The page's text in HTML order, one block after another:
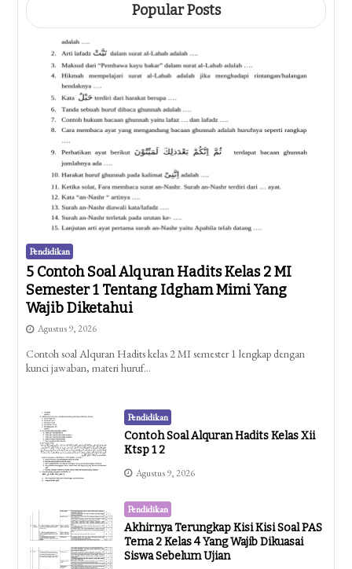
Popular Posts
Pendidikan
5 Contoh Soal Alquran Hadits Kelas 2 MI
Semester 1 Tentang Idgham Mimi Yang
Wajib Diketahui
Agustus 9, 2026
Contoh soal Alquran Hadits kelas 2 MI semester 1 lengkap dengan
kunci jawaban, materi huruf…
Pendidikan
Contoh Soal Alquran Hadits Kelas Xii
Ktsp 1 2
Agustus 9, 2026
Pendidikan
Akhirnya Terungkap Kisi Kisi Soal PAS
Tema 2 Kelas 4 Yang Wajib Dikuasai
Siswa Sebelum Ujian